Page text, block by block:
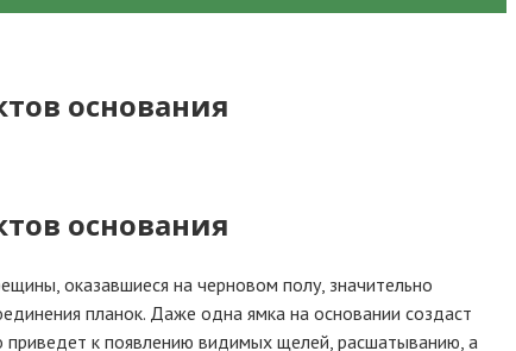
основания
основания
оказавшиеся на черновом полу, значительно
планок. Даже одна ямка на основании создаст
приведет к появлению видимых щелей, расшатыванию, а